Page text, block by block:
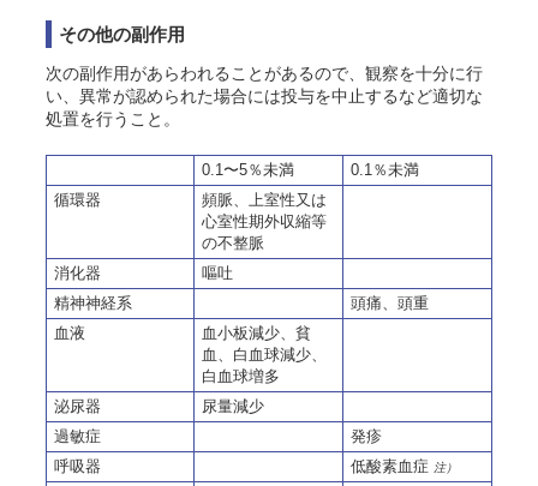
その他の副作用
次の副作用があらわれることがあるので、観察を十分に行
い、異常が認められた場合には投与を中止するなど適切な
処置を行うこと。
0.1〜5％未満
0.1％未満
循環器
頻脈、上室性又は
心室性期外収縮等
の不整脈
消化器
嘔吐
精神神経系
頭痛、頭重
血液
血小板減少、貧
血、白血球減少、
白血球増多
泌尿器
尿量減少
過敏症
発疹
呼吸器
低酸素血症 注）